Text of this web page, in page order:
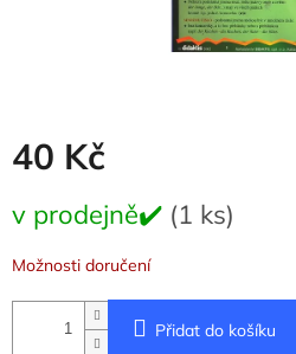
40 Kč
cena:
v prodejně✔️ (1 ks)
Možnosti doručení
Přidat do košíku